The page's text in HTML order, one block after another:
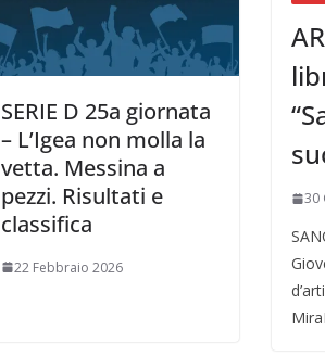
SERIE D 25a giornata
– L’Igea non molla la
vetta. Messina a
pezzi. Risultati e
classifica
22 Febbraio 2026
30